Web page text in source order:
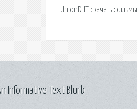
UnionDHT скачать
Informative Text Blurb